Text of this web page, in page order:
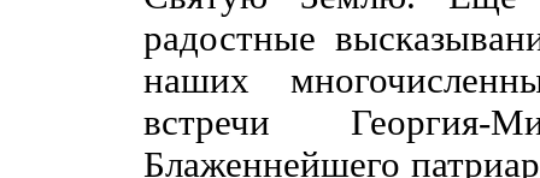
радостные
наших
встречи Георгия-
Блаженнейшего